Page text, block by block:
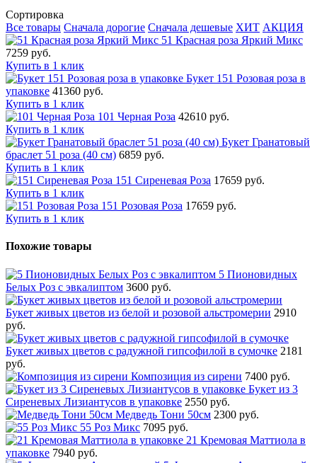
Сортировка
Все товары Сначала дорогие Сначала дешевые ХИТ АКЦИЯ
51 Красная роза Яркий Микс
7259 руб.
Купить в 1 клик
Букет 151 Розовая роза в
упаковке 41360 руб.
Купить в 1 клик
101 Черная Роза 42610 руб.
Купить в 1 клик
Букет Гранатовый
браслет 51 роза (40 см) 6859 руб.
Купить в 1 клик
151 Сиреневая Роза 17659 руб.
Купить в 1 клик
151 Розовая Роза 17659 руб.
Купить в 1 клик
Похожие товары
5 Пионовидных
Белых Роз с эвкалиптом 3600 руб.
Букет живых цветов из белой и розовой альстромерии 2910
руб.
Букет живых цветов с радужной гипсофилой в сумочке 2181
руб.
Композиция из сирени 7400 руб.
Букет из 3
Сиреневых Лизиантусов в упаковке 2550 руб.
Медведь Тони 50см 2300 руб.
55 Роз Микс 7095 руб.
21 Кремовая Маттиола в
упаковке 7940 руб.